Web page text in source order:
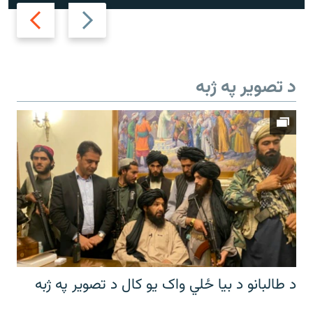
Previous
slide
Next
slide
د تصویر په ژبه
د طالبانو د بیا ځلي واک یو کال د تصویر په ژبه